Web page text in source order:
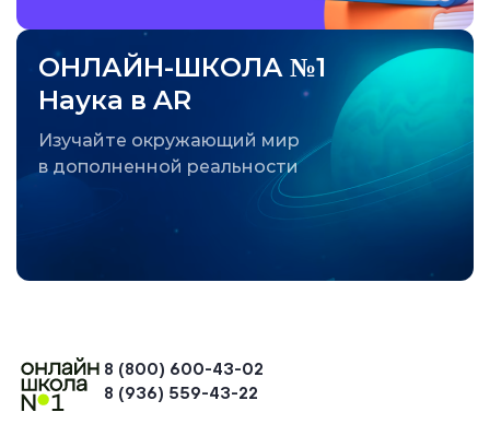
ОНЛАЙН-ШКОЛА №1
Наука в AR
Изучайте окружающий мир
в дополненной реальности
8 (800) 600-43-02
8 (936) 559-43-22